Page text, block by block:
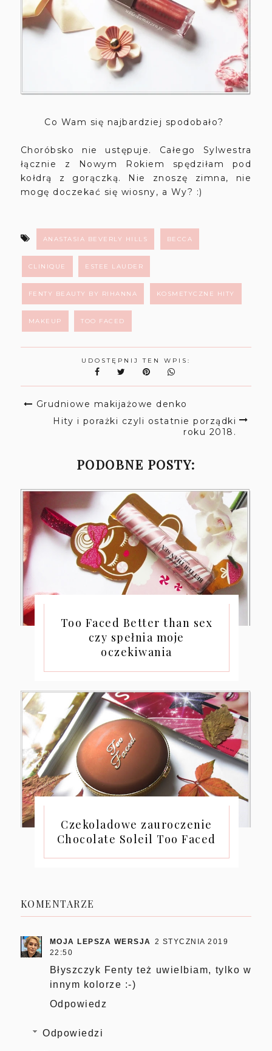
Co Wam się najbardziej spodobało?
Choróbsko nie ustępuje. Całego Sylwestra
łącznie z Nowym Rokiem spędziłam pod
kołdrą z gorączką. Nie znoszę zimna, nie
mogę doczekać się wiosny, a Wy? :)
ANASTASIA BEVERLY HILLS BECCA
CLINIQUE ESTEE LAUDER
FENTY BEAUTY BY RIHANNA KOSMETYCZNE HITY
MAKEUP TOO FACED
UDOSTĘPNIJ TEN WPIS:
Grudniowe makijażowe denko
Hity i porażki czyli ostatnie porządki
roku 2018.
PODOBNE POSTY:
Too Faced Better than sex
czy spełnia moje
oczekiwania
Czekoladowe zauroczenie
Chocolate Soleil Too Faced
KOMENTARZE
MOJA LEPSZA WERSJA
2 STYCZNIA 2019
22:50
Błyszczyk Fenty też uwielbiam, tylko w
innym kolorze :-)
Odpowiedz
Odpowiedzi